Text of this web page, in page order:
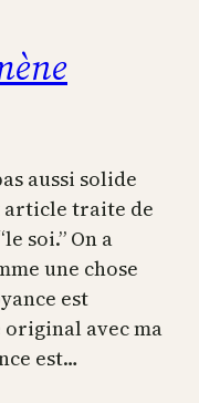
aussi solide
article traite de
soi.” On a
une chose
est
original avec ma
est…